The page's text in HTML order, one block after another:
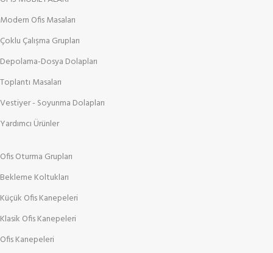
Modern Ofis Masaları
Çoklu Çalışma Grupları
Depolama-Dosya Dolapları
Toplantı Masaları
Vestiyer - Soyunma Dolapları
Yardımcı Ürünler
Ofis Oturma Grupları
Bekleme Koltukları
Küçük Ofis Kanepeleri
Klasik Ofis Kanepeleri
Ofis Kanepeleri